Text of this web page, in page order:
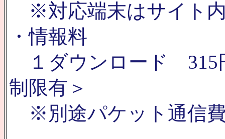
※対応端末はサイト
・情報料
１ダウンロード 315
制限有＞
※別途パケット通信